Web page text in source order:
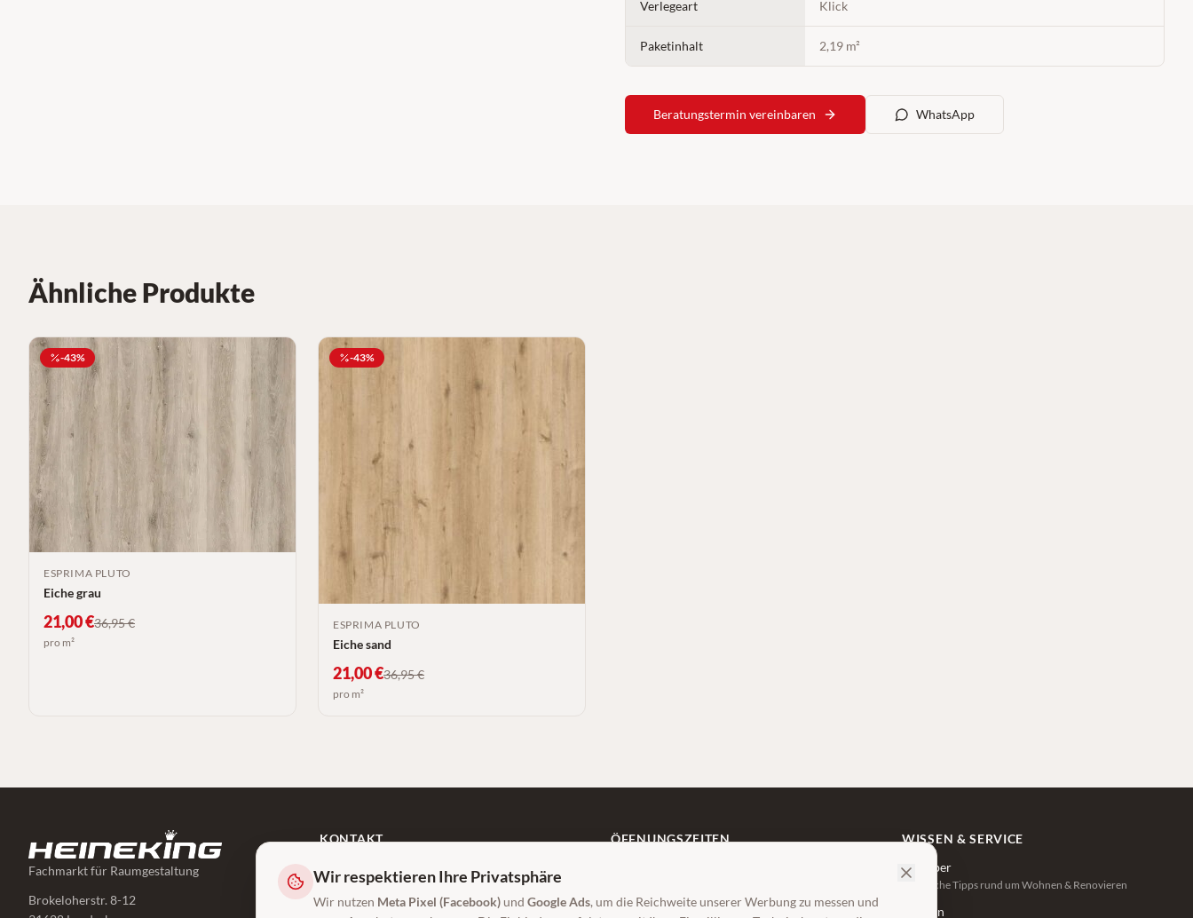
Verlegeart Klick
Paketinhalt 2,19 m²
Beratungstermin vereinbaren WhatsApp
Ähnliche Produkte
-43%
ESPRIMA PLUTO
Eiche grau
21,00€36,95€
pro m²
-43%
ESPRIMA PLUTO
Eiche sand
21,00€36,95€
pro m²
Fachmarkt für Raumgestaltung
Brokeloherstr. 8-12
KONTAKT
ÖFFNUNGSZEITEN
Beratung auch außerhalb der Öffnungszeiten
WISSEN & SERVICE
Ratgeber
Praktische Tipps rund um Wohnen & Renovieren
Lexikon
Wir respektieren Ihre Privatsphäre
Wir nutzen Meta Pixel (Facebook) und Google Ads, um die Reichweite unserer Werbung zu messen und